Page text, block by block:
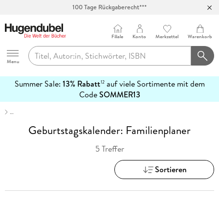
100 Tage Rückgaberecht***
Hugendubel
Menu
Filiale Konto Merkzettel Warenkorb
Summer Sale: 13% Rabatt12auf viele Sortimente mit dem
CodeSOMMER13
erfahren
…
Geburtstagskalender: Familienplaner
5 Treffer
Sortieren